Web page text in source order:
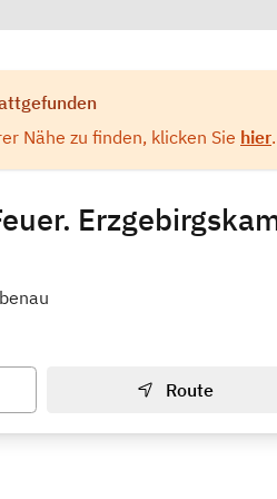
Nähe zu finden, klicken Sie hier.
Route